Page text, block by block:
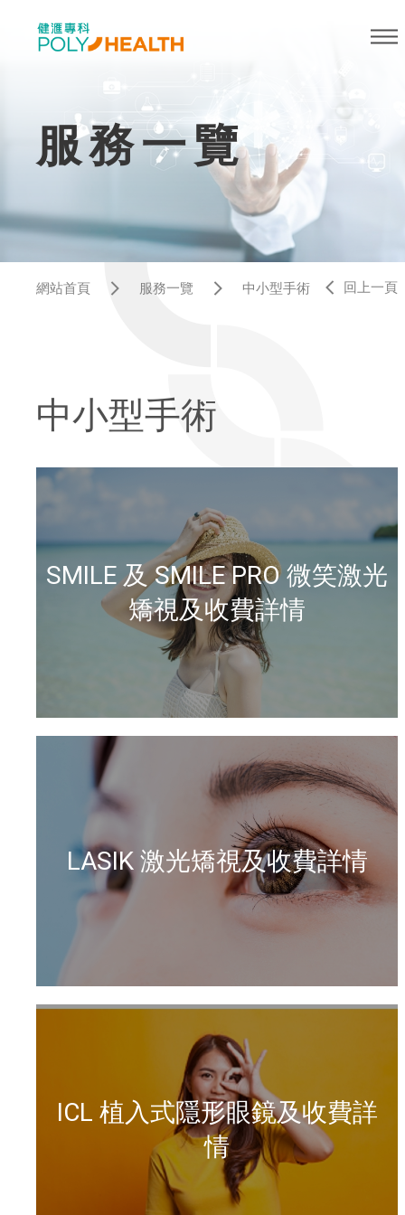
服務一覽
網站首頁 服務一覽 中小型手術 回上一頁
中小型手術
SMILE 及 SMILE PRO 微笑激光
矯視及收費詳情
LASIK 激光矯視及收費詳情
ICL 植入式隱形眼鏡及收費詳
情